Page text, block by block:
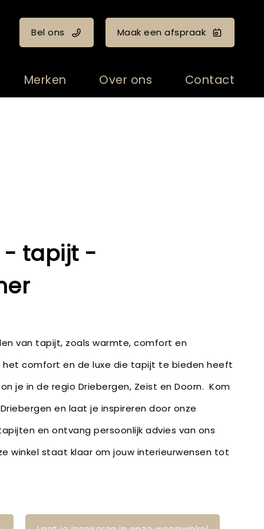
Bel ons Maak een afspraak
Merken Over ons Contact
- tapijt -
van tapijt, zoals warmte, comfort en
het comfort en de luxe die tapijt te bieden heeft
je in de regio Driebergen, Zeist en Doorn. Kom
en laat je inspireren door onze
en ontvang persoonlijk advies van ons
winkel staat klaar om jouw interieurwensen tot